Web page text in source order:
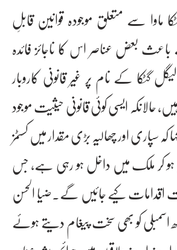
ماوا سے متعلق موجودہ قوانین قابلِ
بعض عناصر اس کا ناجائز فائدہ
گٹکا کے نام پر غیر قانونی کاروبار
ایسی کوئی قانونی حیثیت موجود
سپاری اور چھالیہ بڑی مقدار میں کسٹمز
کر ملک میں داخل ہو رہی ہے، جس
کیے جائیں گے۔ضیا الحسن
اسمبلی کو بھی سخت پیغام دیتے ہوئے